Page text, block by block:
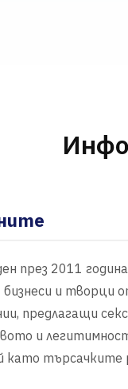
през 2011
и творци
предлагащи
и
търсачките